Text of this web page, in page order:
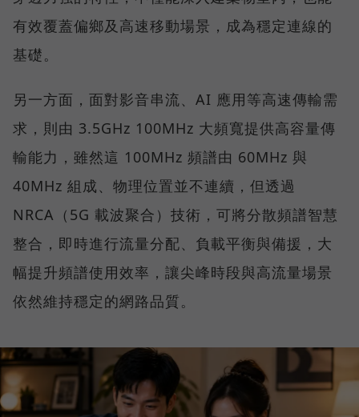
有效覆蓋偏鄉及高速移動場景，成為穩定連線的
基礎。
另一方面，面對影音串流、AI 應用等高速傳輸需
求，則由 3.5GHz 100MHz 大頻寬提供高容量傳
輸能力，雖然這 100MHz 頻譜由 60MHz 與
40MHz 組成、物理位置並不連續，但透過
NRCA（5G 載波聚合）技術，可將分散頻譜智慧
整合，即時進行流量分配、負載平衡與備援，大
幅提升頻譜使用效率，讓尖峰時段與高流量場景
依然維持穩定的網路品質。